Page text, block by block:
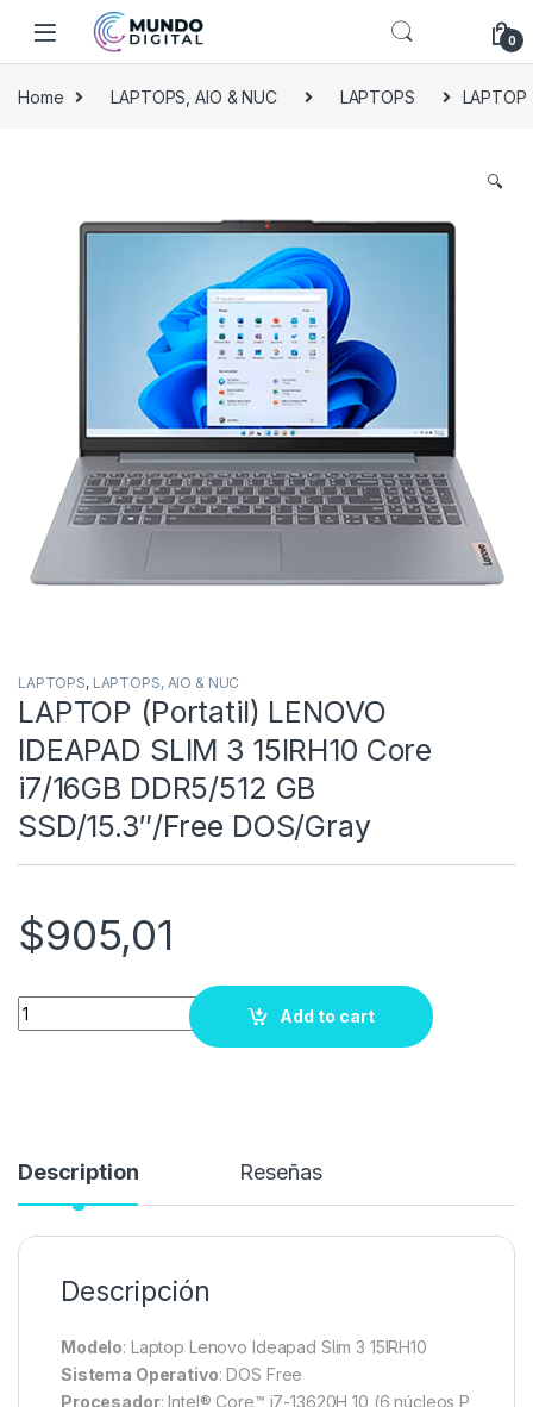
Skip to navigation
Skip to content
0
Home LAPTOPS, AIO & NUC LAPTOPS LAPTOP
🔍
LAPTOPS, LAPTOPS, AIO & NUC
LAPTOP (Portatil) LENOVO
IDEAPAD SLIM 3 15IRH10 Core
i7/16GB DDR5/512 GB
SSD/15.3″/Free DOS/Gray
$905,01
Quantity
Add to cart
Description Reseñas
Descripción
Modelo: Laptop Lenovo Ideapad Slim 3 15IRH10
Sistema Operativo: DOS Free
Procesador: Intel® Core™ i7-13620H 10 (6 núcleos P